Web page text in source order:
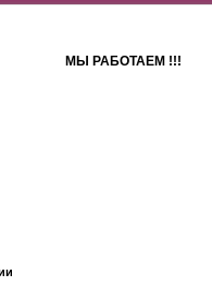
МЫ РАБОТАЕМ !!!